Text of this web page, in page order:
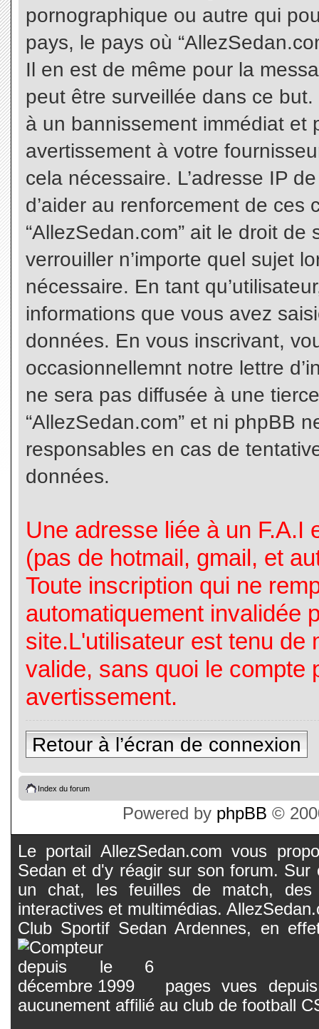
pornographique ou autre qui
pays, le pays où
Il en est de même pour la
peut être surveillée dans ce
à un bannissement immédiat et
avertissement à votre
cela nécessaire. L’adresse IP
d’aider au renforcement de
“AllezSedan.com” ait le droit de
verrouiller n’importe quel sujet
nécessaire. En tant
informations que vous avez
données. En vous inscrivant,
occasionnellemnt notre lettre
ne sera pas diffusée à une
“AllezSedan.com” et ni phpBB
responsables en cas de
données.
Une adresse liée à un F.A.I
(pas de hotmail, gmail, et
Toute inscription qui ne
automatiquement invalidée
site.L'utilisateur est tenu de
valide, sans quoi le compte
avertissement.
Retour à l’écran de connexion
Index du forum
Powered by phpBB ©
Le portail AllezSedan.com vous
Sedan et d'y réagir sur son forum.
un chat, les feuilles de match, des
interactives et multimédias.
Club Sportif Sedan Ardennes, en
pages vues
aucunement affilié au club de football